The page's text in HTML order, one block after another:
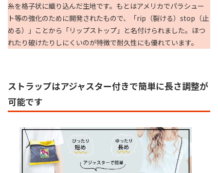
糸を格子状に織り込んだ生地です。もとはアメリカでパラシュー
ト等の強化のために開発されたもので、「rip（裂ける）stop（止
める）」ことから「リップストップ」と名付けられました。ほつ
れたり破けたりしにくいのが特徴で耐久性にも優れています。
ストラップはアジャスター付きで簡単に長さ調整が
可能です